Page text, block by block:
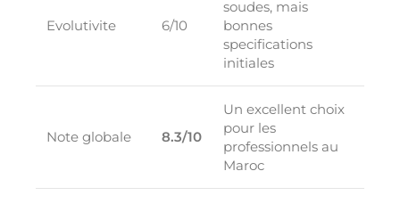
Evolutivite 6/10
soudes, mais
bonnes
specifications
initiales
Note globale 8.3/10
Un excellent choix
pour les
professionnels au
Maroc